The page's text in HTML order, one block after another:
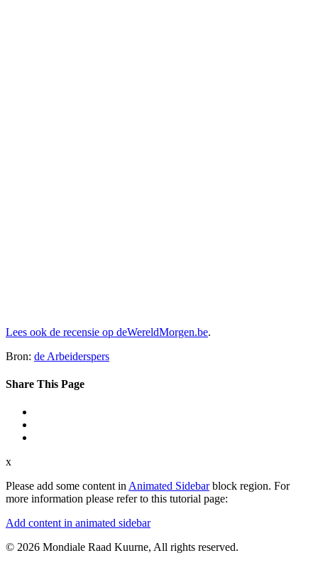
Lees ook de recensie op deWereldMorgen.be.
Bron: de Arbeiderspers
Share This Page
x
Please add some content in Animated Sidebarblock region. For
more information please refer to this tutorial page:
Add content in animated sidebar
© 2026 Mondiale Raad Kuurne, All rights reserved.